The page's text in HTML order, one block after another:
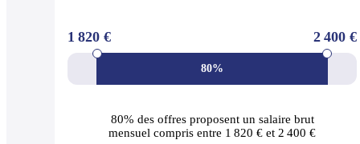
80%
1 820 € 2 400 €
80% des offresproposent un salaire brut
mensuel compris entre 1 820 € et 2 400 €